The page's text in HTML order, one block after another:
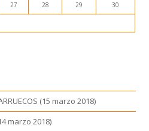
27 28 29 30
(15 marzo 2018)
marzo 2018)